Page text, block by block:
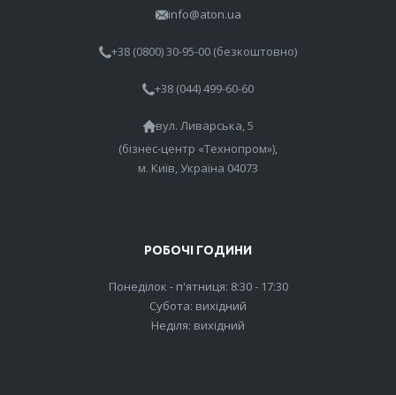
info@aton.ua
+38 (0800) 30-95-00 (безкоштовно)
+38 (044) 499-60-60
вул. Ливарська, 5
(бізнес-центр «Технопром»),
м. Київ, Україна 04073
РОБОЧІ ГОДИНИ
Понеділок - п'ятниця: 8:30 - 17:30
Субота: вихідний
Неділя: вихідний